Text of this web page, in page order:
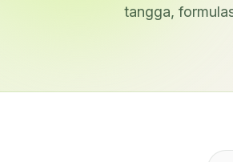
tangga,